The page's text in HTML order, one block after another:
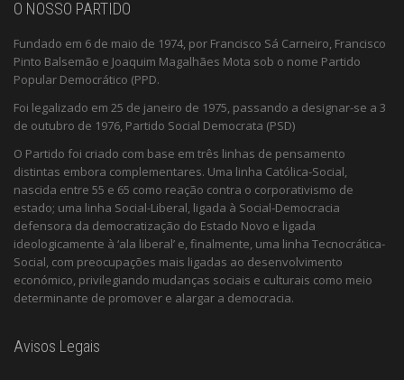
O NOSSO PARTIDO
Fundado em 6 de maio de 1974, por Francisco Sá Carneiro, Francisco
Pinto Balsemão e Joaquim Magalhães Mota sob o nome Partido
Popular Democrático (PPD.
Foi legalizado em 25 de janeiro de 1975, passando a designar-se a 3
de outubro de 1976, Partido Social Democrata (PSD)
O Partido foi criado com base em três linhas de pensamento
distintas embora complementares. Uma linha Católica-Social,
nascida entre 55 e 65 como reação contra o corporativismo de
estado; uma linha Social-Liberal, ligada à Social-Democracia
defensora da democratização do Estado Novo e ligada
ideologicamente à ‘ala liberal’ e, finalmente, uma linha Tecnocrática-
Social, com preocupações mais ligadas ao desenvolvimento
económico, privilegiando mudanças sociais e culturais como meio
determinante de promover e alargar a democracia.
Avisos Legais